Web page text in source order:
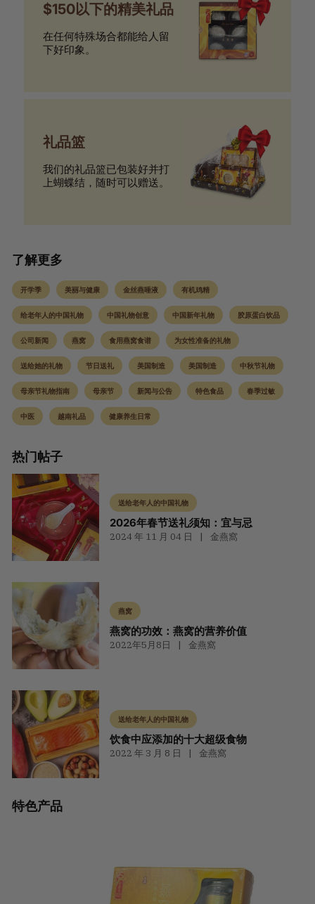
了解更多
开学季 美丽与健康 金丝燕唾液 有机鸡精
给老年人的中国礼物 中国礼物创意 中国新年礼物 胶原蛋白饮品
公司新闻 燕窝 食用燕窝食谱 为女性准备的礼物
送给她的礼物 节日送礼 美国制造 美国制造 中秋节礼物
母亲节礼物指南 母亲节 新闻与公告 特色食品 春季过敏
中医 越南礼品 健康养生日常
热门帖子
送给老年人的中国礼物
2026年春节送礼须知：宜与忌
2024 年 11 月 04 日 金燕窩
燕窝
燕窝的功效：燕窝的营养价值
2022年5月8日 金燕窩
送给老年人的中国礼物
饮食中应添加的十大超级食物
2022 年 3 月 8 日 金燕窩
特色产品
$150以下的精美礼品
在任何特殊场合都能给人留
下好印象。
礼品篮
我们的礼品篮已包装好并打
上蝴蝶结，随时可以赠送。